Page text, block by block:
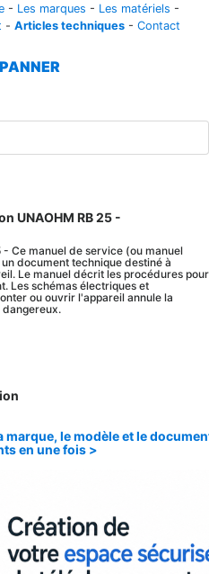
- Les marques - Les matériels -
- Articles techniques - Contact
UNAOHM RB 25 -
- Ce manuel de service (ou manuel
document technique destiné à
Le manuel décrit les procédures pour
Les schémas électriques et
ou ouvrir l'appareil annule la
le modèle et le
en une fois >